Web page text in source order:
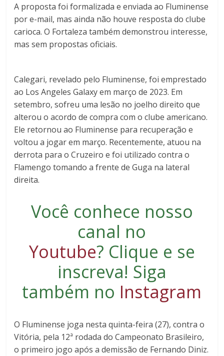
A proposta foi formalizada e enviada ao Fluminense
por e-mail, mas ainda não houve resposta do clube
carioca. O Fortaleza também demonstrou interesse,
mas sem propostas oficiais.
Calegari, revelado pelo Fluminense, foi emprestado
ao Los Angeles Galaxy em março de 2023. Em
setembro, sofreu uma lesão no joelho direito que
alterou o acordo de compra com o clube americano.
Ele retornou ao Fluminense para recuperação e
voltou a jogar em março. Recentemente, atuou na
derrota para o Cruzeiro e foi utilizado contra o
Flamengo tomando a frente de Guga na lateral
direita.
Você conhece nosso
canal no
Youtube? Clique e se
inscreva! Siga
também no Instagram
O Fluminense joga nesta quinta-feira (27), contra o
Vitória, pela 12ª rodada do Campeonato Brasileiro,
o primeiro jogo após a demissão de Fernando Diniz.